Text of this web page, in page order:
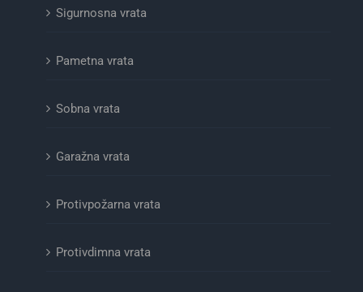
Sigurnosna vrata
Pametna vrata
Sobna vrata
Garažna vrata
Protivpožarna vrata
Protivdimna vrata